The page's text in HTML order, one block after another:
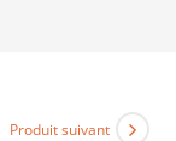
Produit suivant